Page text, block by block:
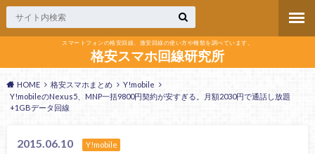
スマートフォンの格安回線、激安回線の使い方や種類を調べています。
格安スマホ回線研究所
HOME 格安スマホまとめ
Y!mobile
Y!mobileのNexus5、MNP一括9800円契約が安すぎる。月額2030円で通話し放題
+1GBデータ回線
2015.06.10 Y!mobile